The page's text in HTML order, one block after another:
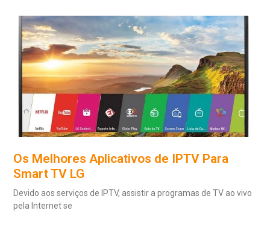
Os Melhores Aplicativos de IPTV Para
Smart TV LG
Devido aos serviços de IPTV, assistir a programas de TV ao vivo
pela Internet se